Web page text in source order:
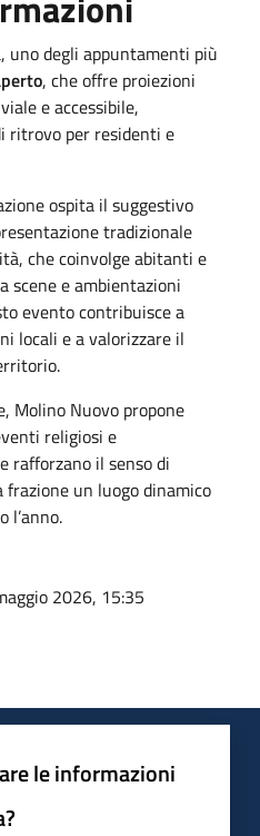
uno degli appuntamenti più
, che offre proiezioni
e accessibile,
ritrovo per residenti e
ospita il suggestivo
tradizionale
che coinvolge abitanti e
scene e ambientazioni
evento contribuisce a
locali e a valorizzare il
Molino Nuovo propone
religiosi e
rafforzano il senso di
un luogo dinamico
l’anno.
2026, 15:35
le informazioni